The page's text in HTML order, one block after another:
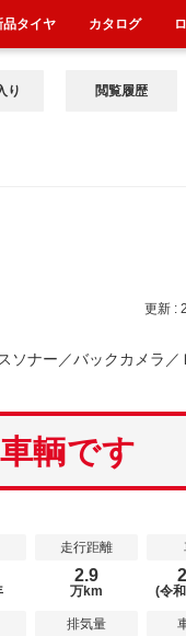
り 閲覧履歴
更新 :
ソナー／バックカメラ／
輌です
走行距離
2.9
万km (令
排気量
品タイヤ カタログ